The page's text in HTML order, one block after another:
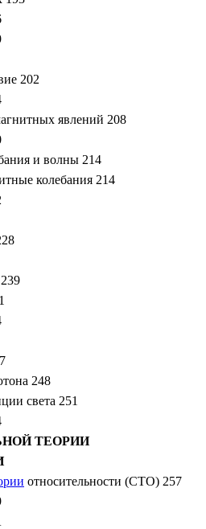
202
явлений 208
и волны 214
колебания 214
248
света 251
ТЕОРИИ
относительности (СТО) 257